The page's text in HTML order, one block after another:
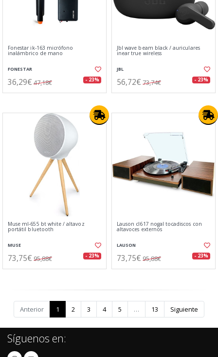
Fonestar ik-163 micrófono
inalámbrico de mano
FONESTAR
36,29€ 47,18€ - 23%
Jbl wave beam black / auriculares
inear true wireless
JBL
56,72€ 73,74€ - 23%
Muse ml-655 bt white / altavoz
portátil bluetooth
MUSE
73,75€ 95,88€ - 23%
Lauson cl617 nogal tocadiscos con
altavoces externos
LAUSON
73,75€ 95,88€ - 23%
Anterior 1 2 3 4 5 … 13 Siguiente
Síguenos en: